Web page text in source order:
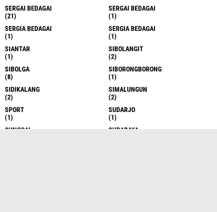
SERGAI BEDAGAI
(21)
SERGAI BEDAGAI
(1)
SERGIA BEDAGAI
(1)
SERGIA BEDAGAI
(1)
SIANTAR
(1)
SIBOLANGIT
(2)
SIBOLGA
(8)
SIBORONGBORONG
(1)
SIDIKALANG
(2)
SIMALUNGUN
(2)
SPORT
(1)
SUDARJO
(1)
SUNGGAL
SURABAYA